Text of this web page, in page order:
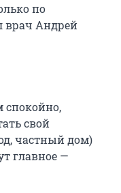
по
врач Андрей
спокойно,
свой
частный дом)
главное —